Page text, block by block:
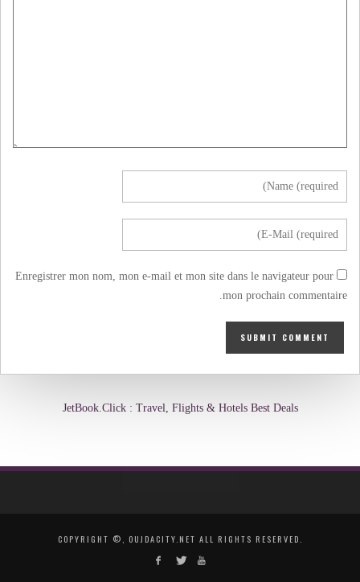
Enregistrer mon nom, mon e-mail et mon site dans le navigateur pour
mon prochain commentaire.
JetBook.Click : Travel, Flights & Hotels Best Deals
COPYRIGHT ©, OUJDACITY.NET ALL RIGHTS RESERVED.